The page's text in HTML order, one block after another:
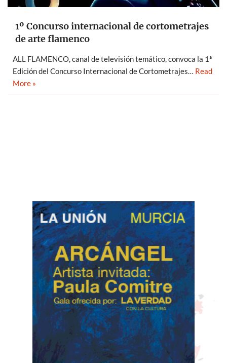
1º Concurso internacional de cortometrajes
de arte flamenco
ALL FLAMENCO, canal de televisión temático, convoca la 1ª
Edición del Concurso Internacional de Cortometrajes… Read
More »